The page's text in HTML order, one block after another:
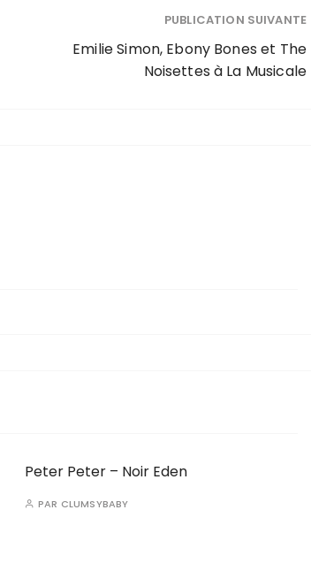
PUBLICATION SUIVANTE
Emilie Simon, Ebony Bones et The
Noisettes à La Musicale
Peter Peter – Noir Eden
PAR CLUMSYBABY